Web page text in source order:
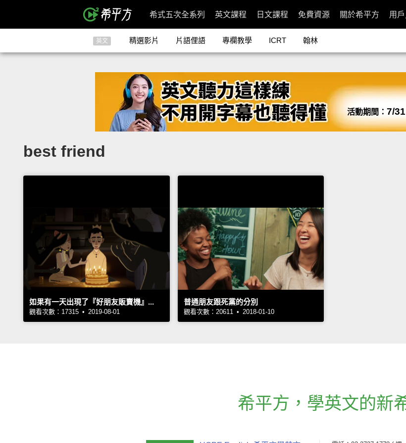
希式五次全系列 英文課程 日文課程 免費資源 關於希平方 用
英文 精選影片 片語俚語 專欄教學 ICRT 翰林
活動期間： 7/
best friend
如果有一天出現了『好朋友販賣機』...
觀看次數：17315 • 2019-08-01
普通朋友跟死黨的分別
觀看次數：20611 • 2018-01-10
希平方 ， 學英文的新